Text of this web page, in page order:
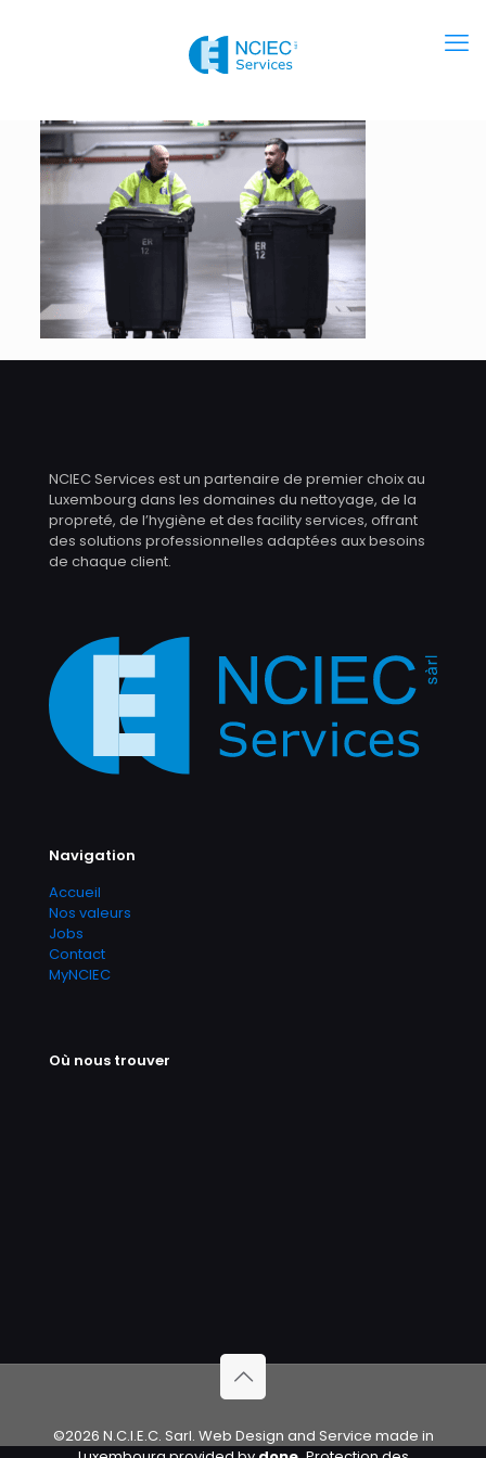
NCIEC Services est un partenaire de premier choix au
Luxembourg dans les domaines du nettoyage, de la
propreté, de l’hygiène et des facility services, offrant
des solutions professionnelles adaptées aux besoins
de chaque client.
Navigation
Accueil
Nos valeurs
Jobs
Contact
MyNCIEC
Où nous trouver
©2026 N.C.I.E.C. Sarl. Web Design and Service made in